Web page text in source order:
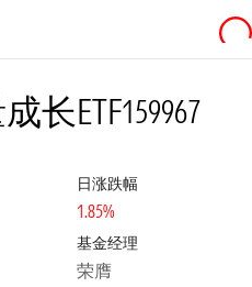
长ETF159967
日涨跌幅
1.85%
基金经理
荣膺